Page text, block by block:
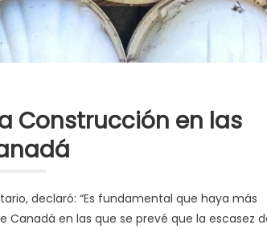
Construcción en las
declaró: “Es fundamental que haya más
Canadá en las que se prevé que la escasez